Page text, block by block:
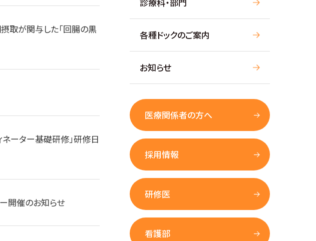
取が関与した「回腸の黒
ーター基礎研修」研修日
開催のお知らせ
各種ドックのご案内
お知らせ
医療関係者の方へ
採用情報
研修医
看護部